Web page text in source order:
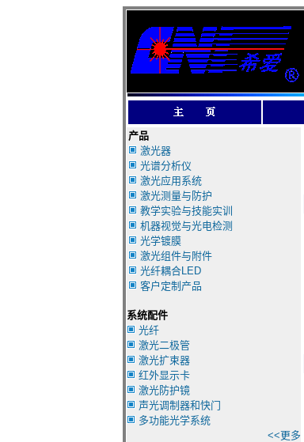
产品
激光器
光谱分析仪
激光应用系统
激光测量与防护
教学实验与技能实训
机器视觉与光电检测
光学镀膜
激光组件与附件
光纤耦合LED
客户定制产品
系统配件
光纤
激光二极管
激光扩束器
红外显示卡
激光防护镜
声光调制器和快门
多功能光学系统
<<更多